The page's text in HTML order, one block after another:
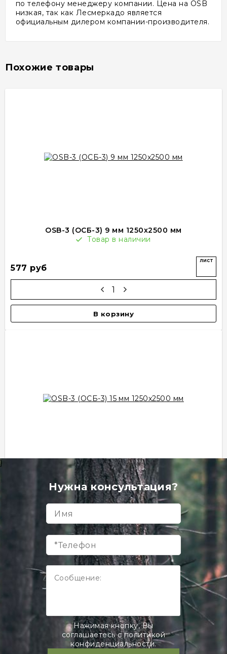
по телефону менеджеру компании. Цена на OSB
низкая, так как Лесмеркадо является
официальным дилером компании-производителя.
Похожие товары
OSB-3 (ОСБ-3) 9 мм 1250х2500 мм
Товар в наличии
577 руб
лист
В корзину
OSB-3 (ОСБ-3) 15 мм 1250х2500 мм
Товар в наличии
1 074 руб
В корзину
}
Нужна консультация?
Нажимая кнопку, Вы
соглашаетесь с политикой
конфиденциальности.